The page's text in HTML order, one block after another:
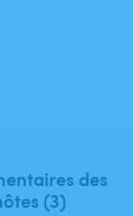
des
(3)